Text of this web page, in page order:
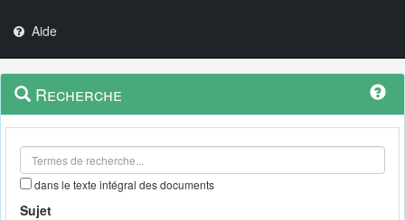
Aide
Navigation
outils
Menu
contextuel
Recherche
dans le texte intégral des documents
Sujet